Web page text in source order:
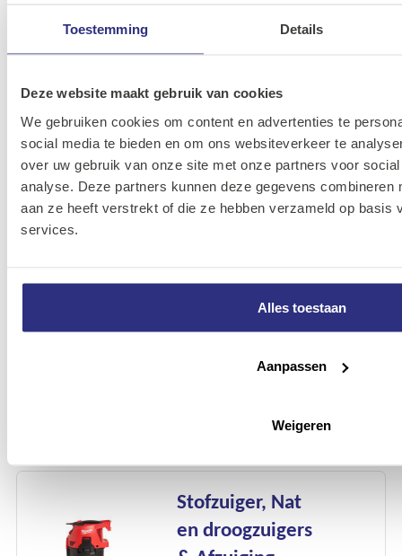
Toestemming Details
Deze website maakt gebruik van cookies
We gebruiken cookies om content en advertenties te
social media te bieden en om ons websiteverkeer te
over uw gebruik van onze site met onze partners voor
analyse. Deze partners kunnen deze gegevens combineren
aan ze heeft verstrekt of die ze hebben verzameld op basis
services.
Alles toestaan
Aanpassen
Weigeren
Toebehoren
WELLER
8 Artikelen
Soldeerbranders
Stofzuiger, Nat
en droogzuigers